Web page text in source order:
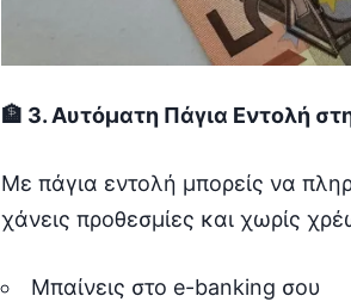
🏦 3. Αυτόματη Πάγια Εντολή
Με πάγια εντολή μπορείς να
χάνεις προθεσμίες και χωρίς
Μπαίνεις στο e-banking σου